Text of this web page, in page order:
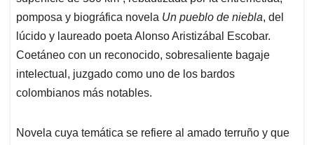
pomposa y biográfica novela Un pueblo de niebla, del
lúcido y laureado poeta Alonso Aristizábal Escobar.
Coetáneo con un reconocido, sobresaliente bagaje
intelectual, juzgado como uno de los bardos
colombianos más notables.
Novela cuya temática se refiere al amado terruño y que